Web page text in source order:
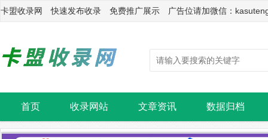
卡盟收录网 快速发布收录 免费推广展示 广告位请加微信：
首页 收录网站 文章资讯 数据归档